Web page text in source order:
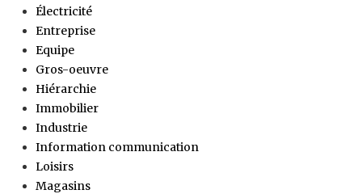
Électricité
Entreprise
Equipe
Gros-oeuvre
Hiérarchie
Immobilier
Industrie
Information communication
Loisirs
Magasins